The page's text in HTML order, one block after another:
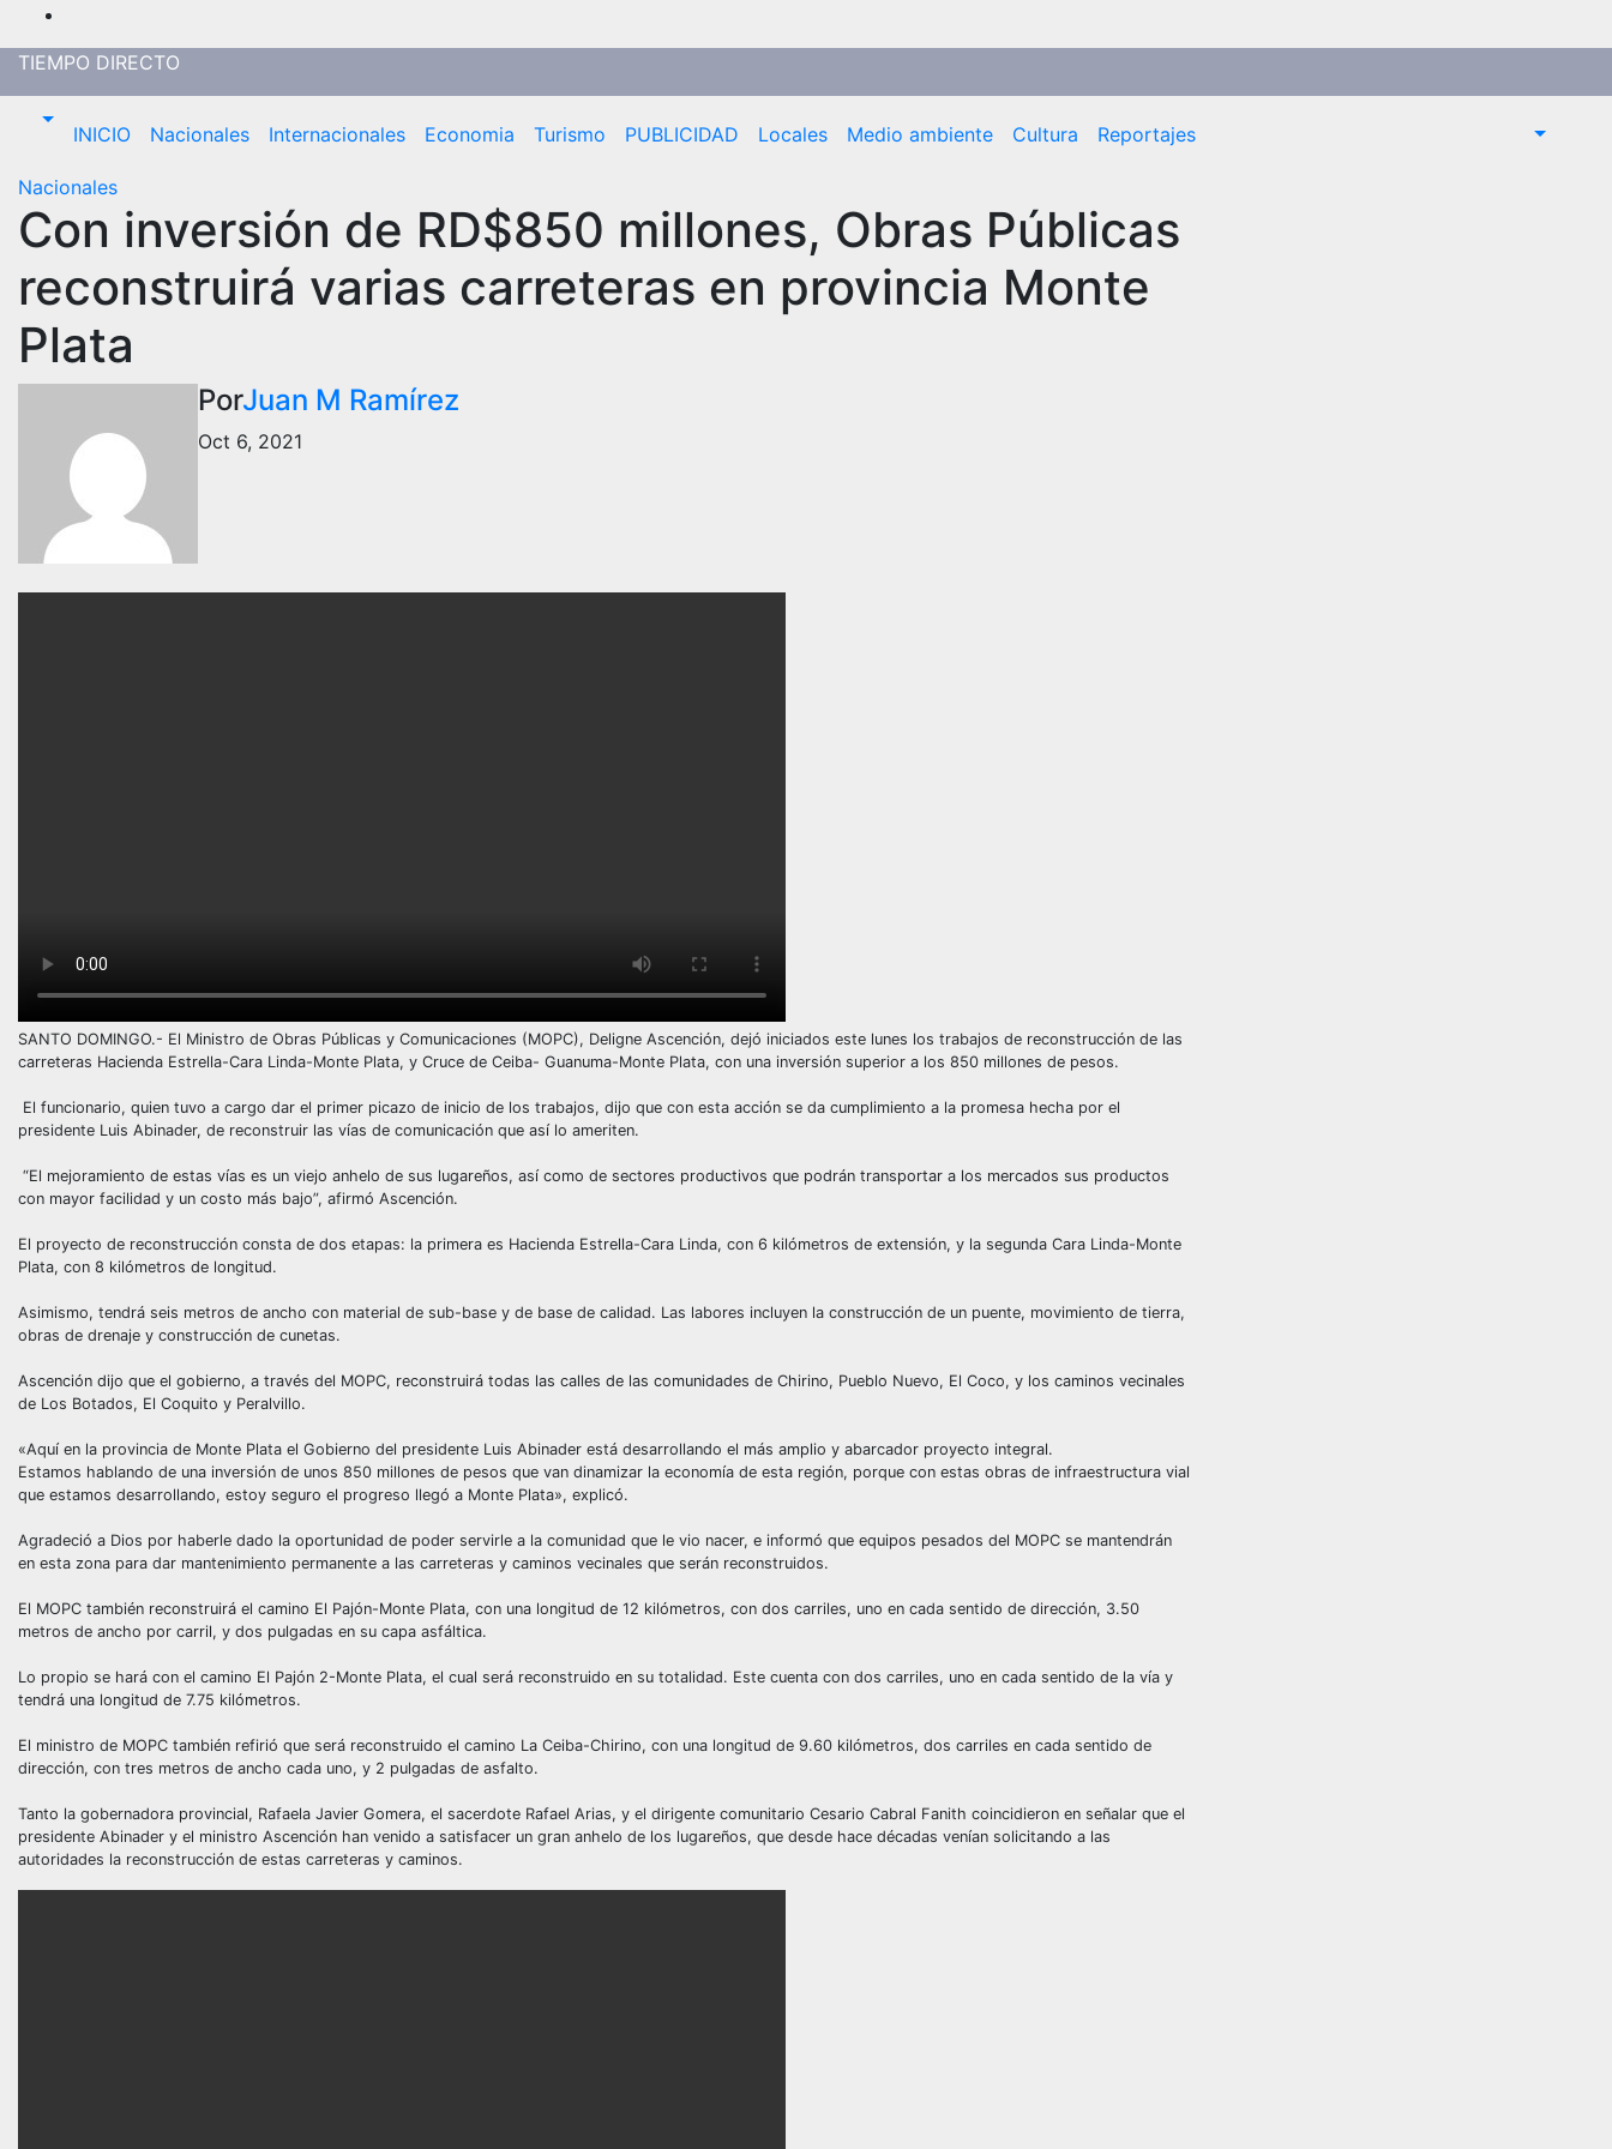
Saltar
al
contenido
TIEMPO DIRECTO
INICIO Nacionales Internacionales Economia Turismo PUBLICIDAD Locales Medio ambiente Cultura Reportajes
Nacionales
Con inversión de RD$850 millones, Obras Públicas
reconstruirá varias carreteras en provincia Monte
Plata
PorJuan M Ramírez
Oct 6, 2021
SANTO DOMINGO.- El Ministro de Obras Públicas y Comunicaciones (MOPC), Deligne Ascención, dejó iniciados este lunes los trabajos de reconstrucción de las
carreteras Hacienda Estrella-Cara Linda-Monte Plata, y Cruce de Ceiba- Guanuma-Monte Plata, con una inversión superior a los 850 millones de pesos.
El funcionario, quien tuvo a cargo dar el primer picazo de inicio de los trabajos, dijo que con esta acción se da cumplimiento a la promesa hecha por el
presidente Luis Abinader, de reconstruir las vías de comunicación que así lo ameriten.
“El mejoramiento de estas vías es un viejo anhelo de sus lugareños, así como de sectores productivos que podrán transportar a los mercados sus productos
con mayor facilidad y un costo más bajo”, afirmó Ascención.
El proyecto de reconstrucción consta de dos etapas: la primera es Hacienda Estrella-Cara Linda, con 6 kilómetros de extensión, y la segunda Cara Linda-Monte
Plata, con 8 kilómetros de longitud.
Asimismo, tendrá seis metros de ancho con material de sub-base y de base de calidad. Las labores incluyen la construcción de un puente, movimiento de tierra,
obras de drenaje y construcción de cunetas.
Ascención dijo que el gobierno, a través del MOPC, reconstruirá todas las calles de las comunidades de Chirino, Pueblo Nuevo, El Coco, y los caminos vecinales
de Los Botados, El Coquito y Peralvillo.
«Aquí en la provincia de Monte Plata el Gobierno del presidente Luis Abinader está desarrollando el más amplio y abarcador proyecto integral.
Estamos hablando de una inversión de unos 850 millones de pesos que van dinamizar la economía de esta región, porque con estas obras de infraestructura vial
que estamos desarrollando, estoy seguro el progreso llegó a Monte Plata», explicó.
Agradeció a Dios por haberle dado la oportunidad de poder servirle a la comunidad que le vio nacer, e informó que equipos pesados del MOPC se mantendrán
en esta zona para dar mantenimiento permanente a las carreteras y caminos vecinales que serán reconstruidos.
El MOPC también reconstruirá el camino El Pajón-Monte Plata, con una longitud de 12 kilómetros, con dos carriles, uno en cada sentido de dirección, 3.50
metros de ancho por carril, y dos pulgadas en su capa asfáltica.
Lo propio se hará con el camino El Pajón 2-Monte Plata, el cual será reconstruido en su totalidad. Este cuenta con dos carriles, uno en cada sentido de la vía y
tendrá una longitud de 7.75 kilómetros.
El ministro de MOPC también refirió que será reconstruido el camino La Ceiba-Chirino, con una longitud de 9.60 kilómetros, dos carriles en cada sentido de
dirección, con tres metros de ancho cada uno, y 2 pulgadas de asfalto.
Tanto la gobernadora provincial, Rafaela Javier Gomera, el sacerdote Rafael Arias, y el dirigente comunitario Cesario Cabral Fanith coincidieron en señalar que el
presidente Abinader y el ministro Ascención han venido a satisfacer un gran anhelo de los lugareños, que desde hace décadas venían solicitando a las
autoridades la reconstrucción de estas carreteras y caminos.